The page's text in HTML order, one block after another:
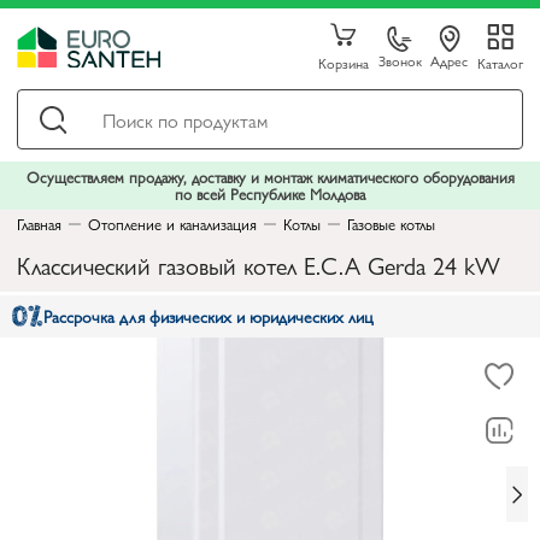
Корзина Звонок Адрес Каталог
Осуществляем продажу, доставку и монтаж климатического оборудования
по всей Республике Молдова
Главная
Отопление и канализация Котлы Газовые котлы
Классический газовый котел E.C.A Gerda 24 kW
Рассрочка для физических и юридических лиц